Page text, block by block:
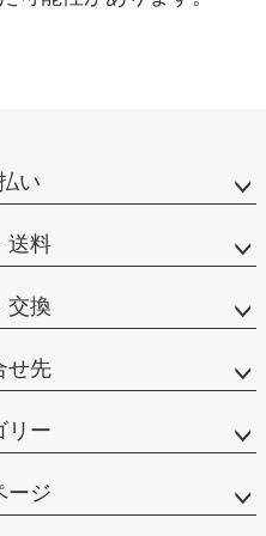
い
送料
交換
せ先
リー
ージ